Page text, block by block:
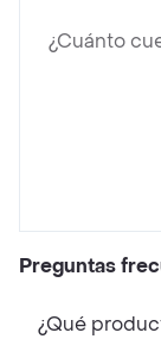
¿Cuánto
Preguntas
¿Qué